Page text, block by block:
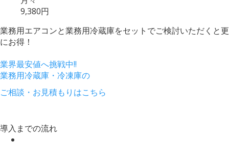
9,380円
業務用エアコンと業務用冷蔵庫をセットでご検討いただくと更
にお得！
業界最安値へ挑戦中!!
業務用冷蔵庫・冷凍庫の
ご相談・お見積もり はこちら
導入までの流れ